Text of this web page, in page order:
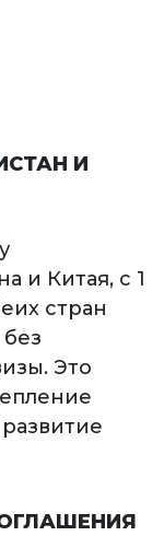
И
и Китая, с 1
стран
Это